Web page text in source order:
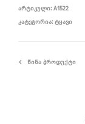
ᲐᲠᲢᲘᲙᲣᲚᲘ: A1522
ᲙᲐᲢᲔᲒᲝᲠᲘᲐ: ᲢᲧᲐᲕᲘ
ᲬᲘᲜᲐ ᲞᲠᲝᲓᲣᲥᲢᲘ